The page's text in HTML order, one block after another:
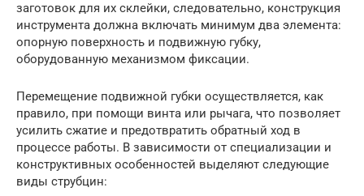
заготовок для их склейки, следовательно, конструкция
инструмента должна включать минимум два элемента:
опорную поверхность и подвижную губку,
оборудованную механизмом фиксации.
Перемещение подвижной губки осуществляется, как
правило, при помощи винта или рычага, что позволяет
усилить сжатие и предотвратить обратный ход в
процессе работы. В зависимости от специализации и
конструктивных особенностей выделяют следующие
виды струбцин: